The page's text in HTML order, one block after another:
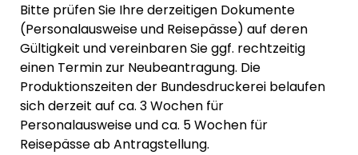
Bitte prüfen Sie Ihre derzeitigen Dokumente
(Personalausweise und Reisepässe) auf deren
Gültigkeit und vereinbaren Sie ggf. rechtzeitig
einen Termin zur Neubeantragung. Die
Produktionszeiten der Bundesdruckerei belaufen
sich derzeit auf ca. 3 Wochen für
Personalausweise und ca. 5 Wochen für
Reisepässe ab Antragstellung.